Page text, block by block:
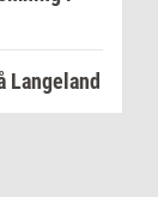
Langeland